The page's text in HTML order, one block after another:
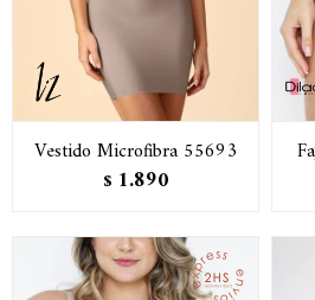
Vestido Microfibra 55693
$ 1.890